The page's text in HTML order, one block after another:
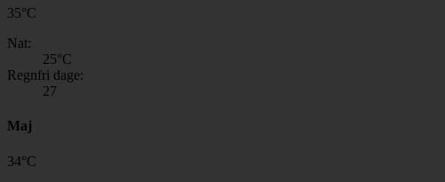
35°C
Nat:
25°C
Regnfri dage:
27
Maj
34°C